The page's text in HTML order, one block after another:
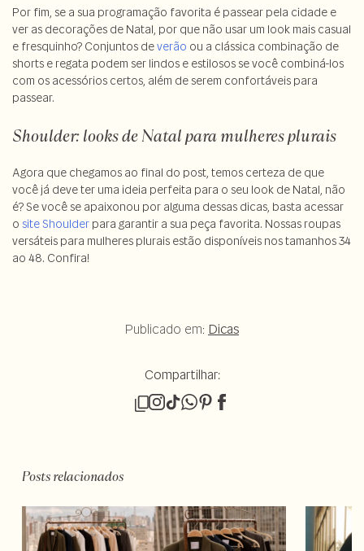
Por fim, se a sua programação favorita é passear pela cidade e
ver as decorações de Natal, por que não usar um look mais casual
e fresquinho? Conjuntos deverão ou a clássica combinação de
shorts e regata podem ser lindos e estilosos se você combiná-los
com os acessórios certos, além de serem confortáveis para
passear.
Shoulder: looks de Natal para mulheres plurais
Agora que chegamos ao final do post, temos certeza de que
você já deve ter uma ideia perfeita para o seu look de Natal, não
é? Se você se apaixonou por alguma dessas dicas, basta acessar
o site Shoulder para garantir a sua peça favorita. Nossas roupas
versáteis para mulheres plurais estão disponíveis nos tamanhos 34
ao 48. Confira!
Publicado em: Dicas
Compartilhar:
Posts relacionados